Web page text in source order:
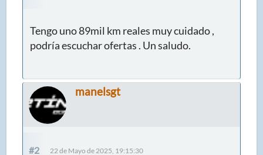
Tengo uno 89mil km reales muy cuidado ,
podría escuchar ofertas . Un saludo.
manelsgt
#2 22 de Mayo de 2025, 19:15:30